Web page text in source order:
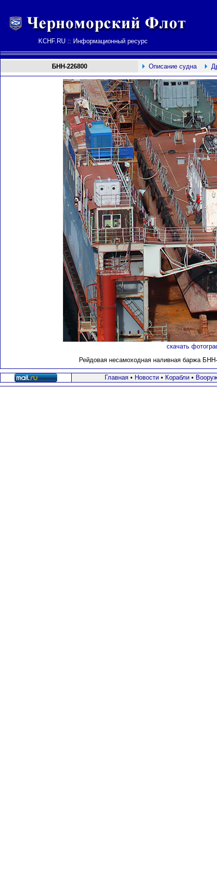
KCHF.RU :: Информационный ресурс
БНН-226800 Описание судна
скачать
Рейдовая несамоходная наливная баржа
Главная• Новости• Корабли•